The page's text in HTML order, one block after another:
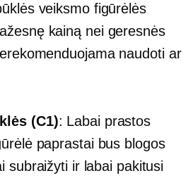
veiksmo figūrėlės
kainą nei geresnės
naudoti ar
(C1): Labai prastos
paprastai bus blogos
subraižyti ir labai pakitusi